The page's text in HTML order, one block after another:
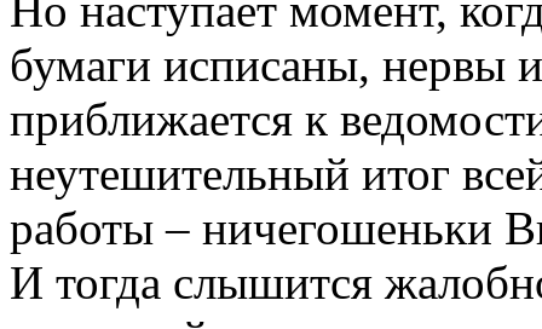
бумаги исписаны, нервы
приближается к
неутешительный итог
работы – ничегошеньки
И тогда слышится